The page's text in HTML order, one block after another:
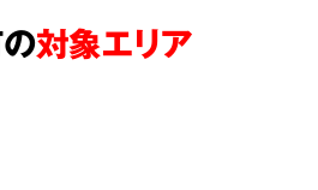
対象エリア